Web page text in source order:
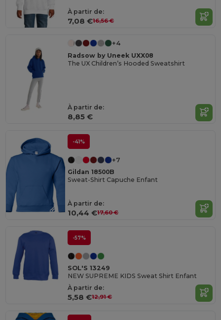
À partir de:
7,08 €16,56 €
+4
Radsow by Uneek UXX08
The UX Children’s Hooded Sweatshirt
À partir de:
8,85 €
-41%
+7
Gildan 18500B
Sweat-Shirt Capuche Enfant
À partir de:
10,44 €17,60 €
-57%
SOL'S 13249
NEW SUPREME KIDS Sweat Shirt Enfant
À partir de:
5,58 €12,91 €